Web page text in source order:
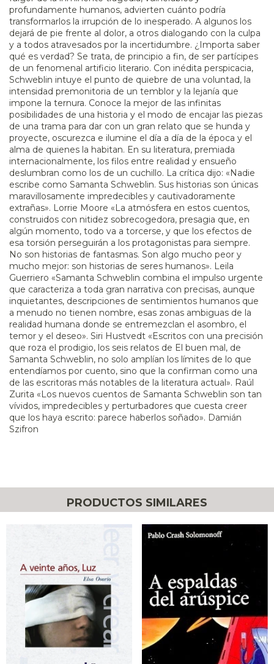
profundamente humanos, advierten cuánto podría
transformarlos la irrupción de lo inesperado. A algunos los
dejará de pie frente al dolor, a otros dialogando con la culpa
y a todos atravesados por la incertidumbre. ¿Importa saber
qué es verdad? Se trata, de principio a fin, de ser partícipes
de un fenomenal artificio literario. Con inédita perspicacia,
Schweblin intuye el punto de quiebre de una voluntad, la
intensidad premonitoria de un temblor y la lejanía que
impone la ternura. Conoce la mejor de las infinitas
posibilidades de una historia y el modo de encajar las piezas
de una trama para dar con un gran relato que se hunda y
proyecte, oscurezca e ilumine el día a día de la época y el
alma de quienes la habitan. En su literatura, premiada
internacionalmente, los filos entre realidad y ensueño
deslumbran como los de un cuchillo. La crítica dijo: «Nadie
escribe como Samanta Schweblin. Sus historias son únicas
maravillosamente impredecibles y cautivadoramente
extrañas». Lorrie Moore «La atmósfera en estos cuentos,
construidos con nitidez sobrecogedora, presagia que, en
algún momento, todo va a torcerse, y que los efectos de
esa torsión perseguirán a los protagonistas para siempre.
No son historias de fantasmas. Son algo mucho peor y
mucho mejor: son historias de seres humanos». Leila
Guerriero «Samanta Schweblin combina el impulso urgente
que caracteriza a toda gran narrativa con precisas, aunque
inquietantes, descripciones de sentimientos humanos que
a menudo no tienen nombre, esas zonas ambiguas de la
realidad humana donde se entremezclan el asombro, el
temor y el deseo». Siri Hustvedt «Escritos con una precisión
que roza el prodigio, los seis relatos de El buen mal, de
Samanta Schweblin, no solo amplían los límites de lo que
entendíamos por cuento, sino que la confirman como una
de las escritoras más notables de la literatura actual». Raúl
Zurita «Los nuevos cuentos de Samanta Schweblin son tan
vívidos, impredecibles y perturbadores que cuesta creer
que los haya escrito: parece haberlos soñado». Damián
Szifron
PRODUCTOS SIMILARES